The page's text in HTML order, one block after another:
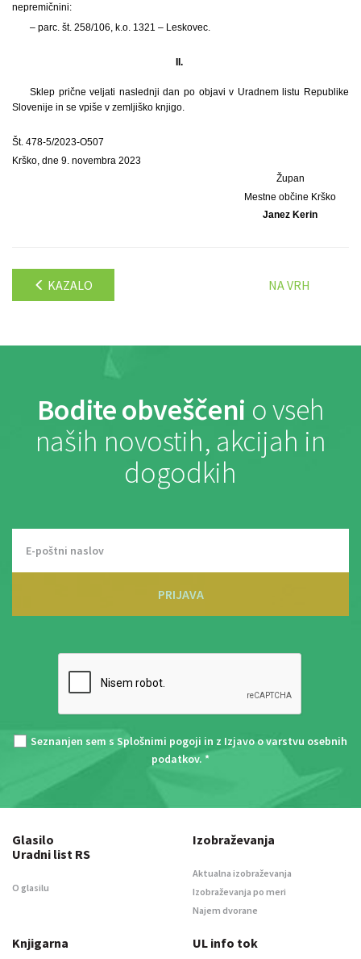
nepremičnini:
– parc. št. 258/106, k.o. 1321 – Leskovec.
II.
Sklep prične veljati naslednji dan po objavi v Uradnem listu Republike
Slovenije in se vpiše v zemljiško knjigo.
Št. 478-5/2023-O507
Krško, dne 9. novembra 2023
Župan
Mestne občine Krško
Janez Kerin
KAZALO NA VRH
Bodite obveščeni o vseh
naših novostih, akcijah in
dogodkih
PRIJAVA
Seznanjen sem s Splošnimi pogoji in z Izjavo o varstvu osebnih
podatkov. *
Glasilo
Uradni list RS
O glasilu
Izobraževanja
Aktualna izobraževanja
Izobraževanja po meri
Najem dvorane
Knjigarna UL info tok